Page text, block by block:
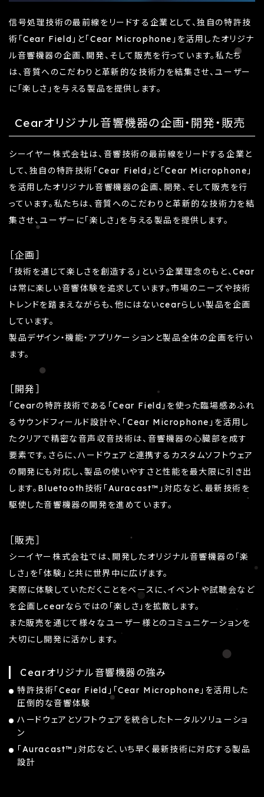
信号処理技術の最前線をリードする企業として、独自の特許技
術「Cear Field」と「Cear Microphone」を活用したオリジナ
ル音響機器の企画、開発、そして販売を行っています。私たち
は、音質へのこだわりと革新的な技術力を結集させ、ユーザー
に「楽しさ」を与える製品を提供します。
Cearオリジナル音響機器の企画・開発・販売
シーイヤー株式会社は、音響技術の最前線をリードする企業と
して、独自の特許技術「Cear Field」と「Cear Microphone」
を活用したオリジナル音響機器の企画、開発、そして販売を行
っています。私たちは、音質へのこだわりと革新的な技術力を結
集させ、ユーザーに「楽しさ」を与える製品を提供します。
［企画］
「技術を通じて楽しさを創造する」という企業理念のもと、Cear
は常に楽しい音響体験を追求しています。市場のニーズや技術
トレンドを踏まえながらも、他にはないcearらしい製品を企画
しています。
製品デザイン・機能・アプリケーションと製品全体の企画を行い
ます。
［開発］
「Cearの特許技術である「Cear Field」を使った臨場感あふれ
るサウンドフィールド設計や、「Cear Microphone」を活用し
たクリアで精密な音声収音技術は、音響機器の心臓部を成す
要素です。さらに、ハードウェアと連携するカスタムソフトウェア
の開発にも対応し、製品の使いやすさと性能を最大限に引き出
します。Bluetooth技術「Auracast™」対応など、最新技術を
駆使した音響機器の開発を進めています。
［販売］
シーイヤー株式会社では、開発したオリジナル音響機器の「楽
しさ」を「体験」と共に世界中に広げます。
実際に体験していただくことをベースに、イベントや試聴会など
を企画しcearならではの「楽しさ」を拡散します。
また販売を通じて様々なユーザー様とのコミュニケーションを
大切にし開発に活かします。
Cearオリジナル音響機器の強み
特許技術「Cear Field」「Cear Microphone」を活用した
圧倒的な音響体験
ハードウェアとソフトウェアを統合したトータルソリューショ
ン
「Auracast™」対応など、いち早く最新技術に対応する製品
設計